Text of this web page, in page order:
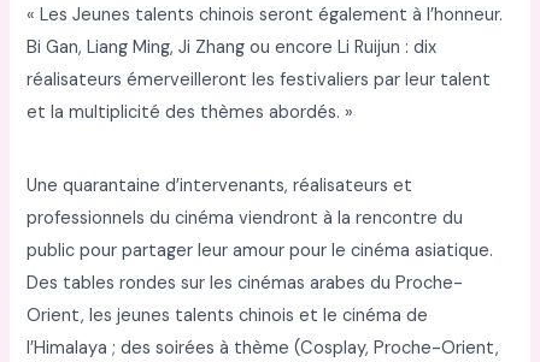
« Les Jeunes talents chinois seront également à l’honneur.
Bi Gan, Liang Ming, Ji Zhang ou encore Li Ruijun : dix
réalisateurs émerveilleront les festivaliers par leur talent
et la multiplicité des thèmes abordés. »
Une quarantaine d’intervenants, réalisateurs et
professionnels du cinéma viendront à la rencontre du
public pour partager leur amour pour le cinéma asiatique.
Des tables rondes sur les cinémas arabes du Proche-
Orient, les jeunes talents chinois et le cinéma de
l’Himalaya ; des soirées à thème (Cosplay, Proche-Orient,